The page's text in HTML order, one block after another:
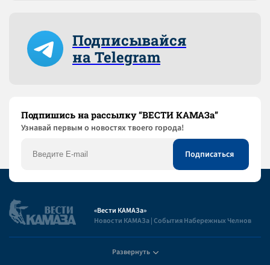
Подписывайся
на Telegram
Подпишись на рассылку “ВЕСТИ КАМАЗа”
Узнaвай первым о новостях твоего города!
«Вести КАМАЗа»
Новости КАМАЗа | События Набережных Челнов
Развернуть